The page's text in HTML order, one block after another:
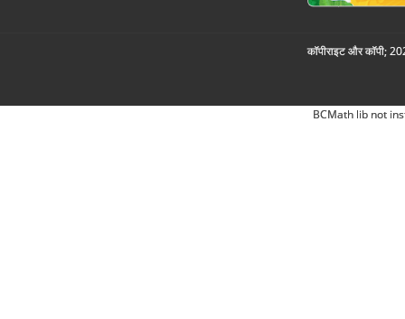
कॉपीराइट और कॉपी;
BCMath lib not